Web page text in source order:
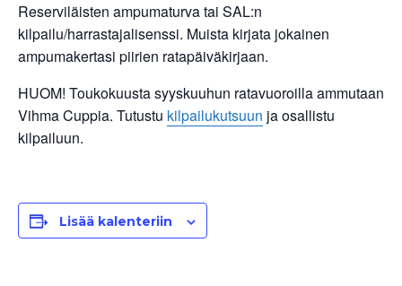
Reserviläisten ampumaturva tai SAL:n
kilpailu/harrastajalisenssi. Muista kirjata jokainen
ampumakertasi piirien ratapäiväkirjaan.
HUOM! Toukokuusta syyskuuhun ratavuoroilla ammutaan
Vihma Cuppia. Tutustu kilpailukutsuun ja osallistu
kilpailuun.
Lisää kalenteriin